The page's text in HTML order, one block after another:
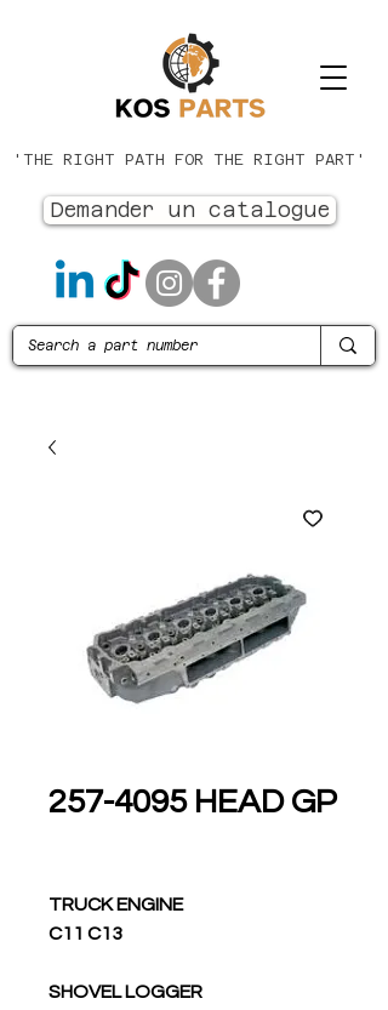
'THE RIGHT PATH FOR THE RIGHT PART'
Demander un catalogue
257-4095 HEAD GP
TRUCK ENGINE
C11 C13
SHOVEL LOGGER